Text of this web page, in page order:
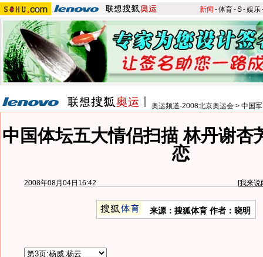
新闻 -体育-S-娱乐
奥运频道-2008北京奥运会 > 中国
中国体坛五大情侣扫描 林丹谢杏
恋
2008年08月04日16:42 [我来说
来源：搜狐体育 作者：晓明